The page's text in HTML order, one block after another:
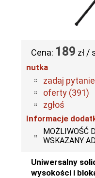
Cena: 189 zł /
nutka
zadaj pytanie
oferty (391)
zgłoś
Informacje
MOŻLIWOŚĆ
WSKAZANY
Uniwersalny
wysokości i